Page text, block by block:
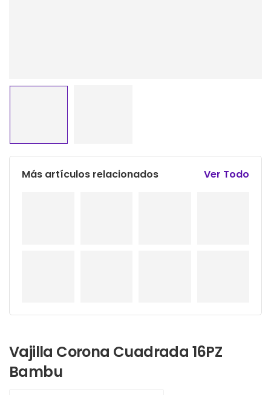
Más artículos relacionados Ver Todo
Vajilla Corona Cuadrada 16PZ
Bambu